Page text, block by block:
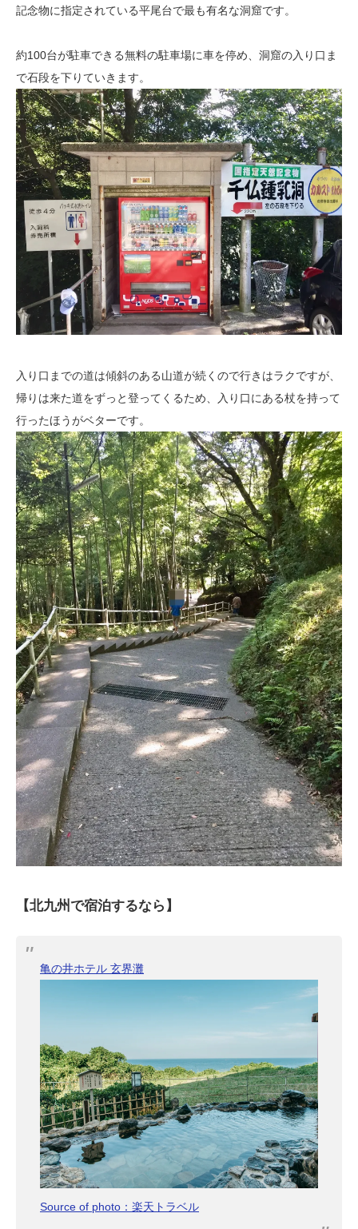
記念物に指定されている平尾台で最も有名な洞窟です。
約100台が駐車できる無料の駐車場に車を停め、洞窟の入り口ま
で石段を下りていきます。
入り口までの道は傾斜のある山道が続くので行きはラクですが、
帰りは来た道をずっと登ってくるため、入り口にある杖を持って
行ったほうがベターです。
【北九州で宿泊するなら】
亀の井ホテル 玄界灘
Source of photo：楽天トラベル